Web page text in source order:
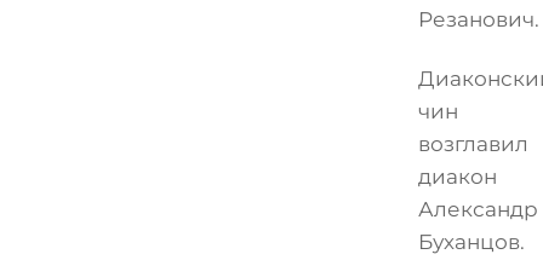
Резанович.
чин
возглавил
диакон
Александр
Буханцов.